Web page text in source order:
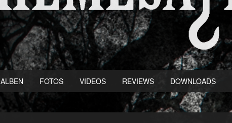
ALBEN FOTOS VIDEOS REVIEWS DOWNLOADS